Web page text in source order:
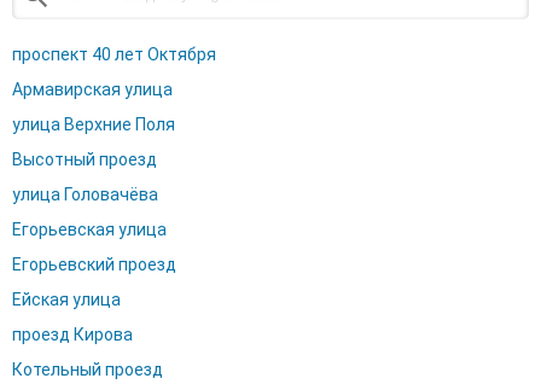
проспект 40 лет Октября
Армавирская улица
улица Верхние Поля
Высотный проезд
улица Головачёва
Егорьевская улица
Егорьевский проезд
Ейская улица
проезд Кирова
Котельный проезд